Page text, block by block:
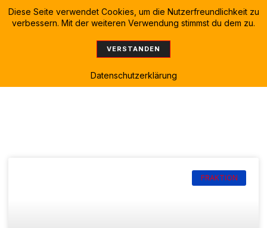
Article & News
FRAKTION
Diese Seite verwendet Cookies, um die Nutzerfreundlichkeit zu
verbessern. Mit der weiteren Verwendung stimmst du dem zu.
VERSTANDEN
Datenschutzerklärung